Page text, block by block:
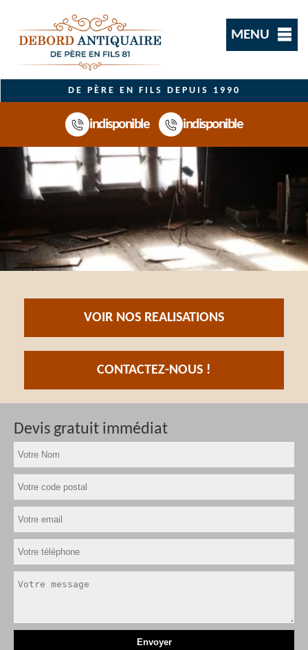
MENU
DE PÈRE EN FILS DEPUIS 1990
indisponible indisponible
VOIR NOS REALISATIONS
CONTACTEZ-NOUS !
Devis gratuit immédiat